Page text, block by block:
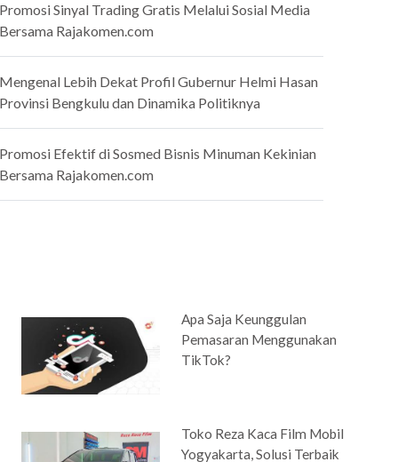
Sinyal Trading Gratis Melalui Sosial Media
Rajakomen.com
Lebih Dekat Profil Gubernur Helmi Hasan
Bengkulu dan Dinamika Politiknya
Efektif di Sosmed Bisnis Minuman Kekinian
Rajakomen.com
Apa Saja Keunggulan
Pemasaran Menggunakan
TikTok?
Toko Reza Kaca Film Mobil
Yogyakarta, Solusi Terbaik